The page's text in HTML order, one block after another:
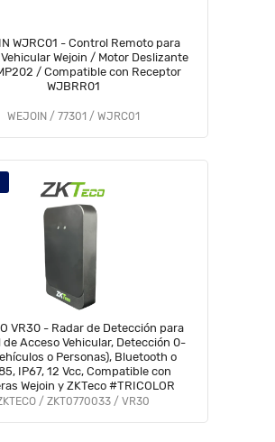
WJRC01 - Control Remoto para
Wejoin / Motor Deslizante
/ Compatible con Receptor
WJBRR01
WEJOIN / 77301 / WJRC01
VR30 - Radar de Detección para
de Acceso Vehicular, Detección 0-
o Personas), Bluetooth o
IP67, 12 Vcc, Compatible con
Wejoin y ZKTeco #TRICOLOR
/ ZKT0770033 / VR30